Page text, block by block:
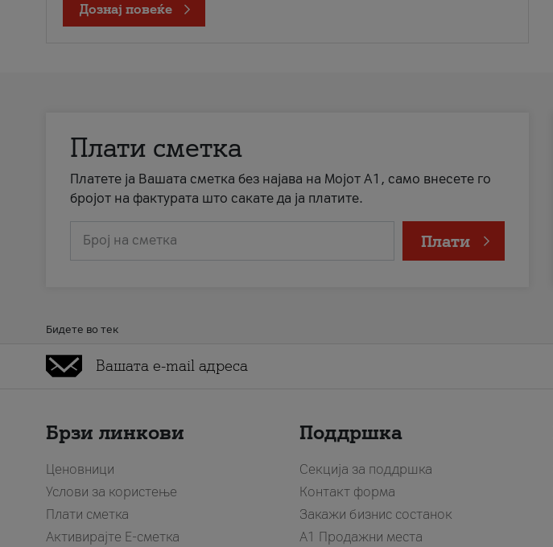
Дознај повеќе
Плати сметка
Платете ја Вашата сметка без најава на Мојот А1, само внесете го
бројот на фактурата што сакате да ја платите.
Број на сметка Плати
Бидете во тек
Брзи линкови
Ценовници
Услови за користење
Плати сметка
Активирајте Е-сметка
Поддршка
Секција за поддршка
Контакт форма
Закажи бизнис состанок
A1 Продажни места